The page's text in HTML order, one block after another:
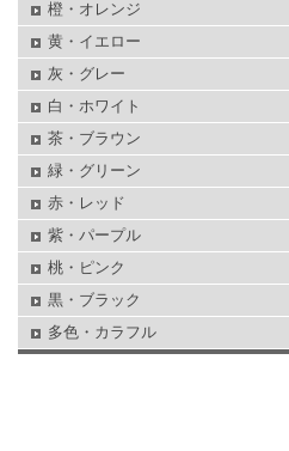
橙・オレンジ
黄・イエロー
灰・グレー
白・ホワイト
茶・ブラウン
緑・グリーン
赤・レッド
紫・パープル
桃・ピンク
黒・ブラック
多色・カラフル